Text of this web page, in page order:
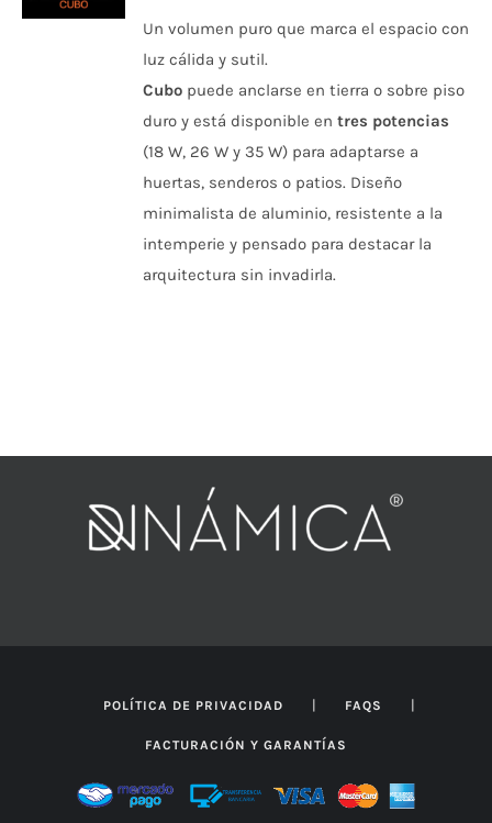
TIENE
MÚLTIPLES
VARIANTES.
PRODUCTO
precios:
desde
$1.036
hasta
$1.240
Un volumen puro que marca el espacio con
luz cálida y sutil.
Cubo puede anclarse en tierra o sobre piso
duro y está disponible entres potencias
(18 W, 26 W y 35 W) para adaptarse a
huertas, senderos o patios. Diseño
minimalista de aluminio, resistente a la
intemperie y pensado para destacar la
arquitectura sin invadirla.
POLÍTICA DE PRIVACIDAD | FAQS |
FACTURACIÓN Y GARANTÍAS